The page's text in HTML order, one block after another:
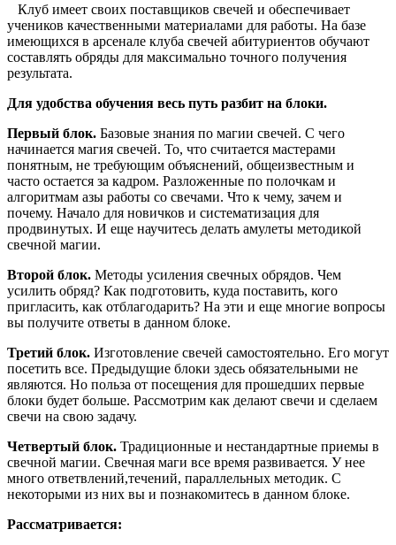
Клуб имеет своих поставщиков свечей и обеспечивает
учеников качественными материалами для работы. На базе
имеющихся в арсенале клуба свечей абитуриентов обучают
составлять обряды для максимально точного получения
результата.
Для удобства обучения весь путь разбит на блоки.
Первый блок. Базовые знания по магии свечей. С чего
начинается магия свечей. То, что считается мастерами
понятным, не требующим объяснений, общеизвестным и
часто остается за кадром. Разложенные по полочкам и
алгоритмам азы работы со свечами. Что к чему, зачем и
почему. Начало для новичков и систематизация для
продвинутых. И еще научитесь делать амулеты методикой
свечной магии.
Второй блок. Методы усиления свечных обрядов. Чем
усилить обряд? Как подготовить, куда поставить, кого
пригласить, как отблагодарить? На эти и еще многие вопросы
вы получите ответы в данном блоке.
Третий блок. Изготовление свечей самостоятельно. Его могут
посетить все. Предыдущие блоки здесь обязательными не
являются. Но польза от посещения для прошедших первые
блоки будет больше. Рассмотрим как делают свечи и сделаем
свечи на свою задачу.
Четвертый блок. Традиционные и нестандартные приемы в
свечной магии. Свечная маги все время развивается. У нее
много ответвлений,течений, параллельных методик. С
некоторыми из них вы и познакомитесь в данном блоке.
Рассматривается: